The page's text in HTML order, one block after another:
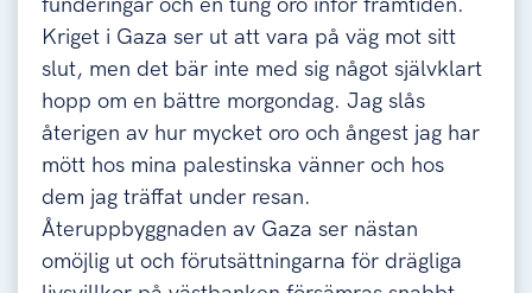
Kriget i Gaza ser ut att vara på väg mot sitt
slut, men det bär inte med sig något självklart
hopp om en bättre morgondag. Jag slås
återigen av hur mycket oro och ångest jag har
mött hos mina palestinska vänner och hos
dem jag träffat under resan.
Återuppbyggnaden av Gaza ser nästan
omöjlig ut och förutsättningarna för drägliga